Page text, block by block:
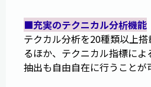
■充実のテクニカル分析機能
テクカル分析を20種類以上
るほか、テクニカル指標に
抽出も自由自在に行うことが